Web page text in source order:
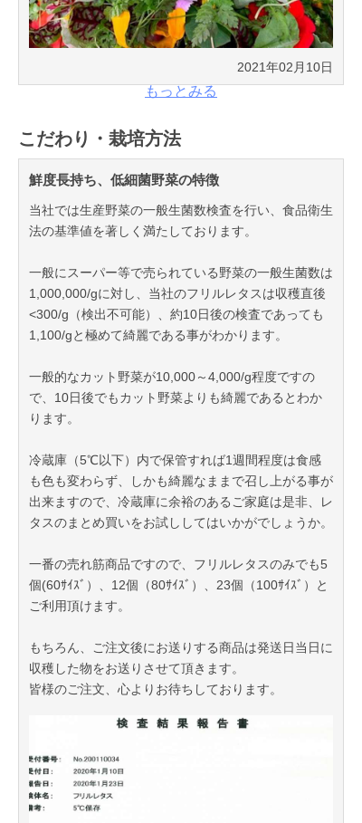
2021年02月10日
もっとみる
こだわり・栽培方法
鮮度長持ち、低細菌野菜の特徴
当社では生産野菜の一般生菌数検査を行い、食品衛生
法の基準値を著しく満たしております。
一般にスーパー等で売られている野菜の一般生菌数は
1,000,000/gに対し、当社のフリルレタスは収穫直後
<300/g（検出不可能）、約10日後の検査であっても
1,100/gと極めて綺麗である事がわかります。
一般的なカット野菜が10,000～4,000/g程度ですの
で、10日後でもカット野菜よりも綺麗であるとわか
ります。
冷蔵庫（5℃以下）内で保管すれば1週間程度は食感
も色も変わらず、しかも綺麗なままで召し上がる事が
出来ますので、冷蔵庫に余裕のあるご家庭は是非、レ
タスのまとめ買いをお試ししてはいかがでしょうか。
一番の売れ筋商品ですので、フリルレタスのみでも5
個(60ｻｲｽﾞ）、12個（80ｻｲｽﾞ）、23個（100ｻｲｽﾞ）と
ご利用頂けます。
もちろん、ご注文後にお送りする商品は発送日当日に
収穫した物をお送りさせて頂きます。
皆様のご注文、心よりお待ちしております。